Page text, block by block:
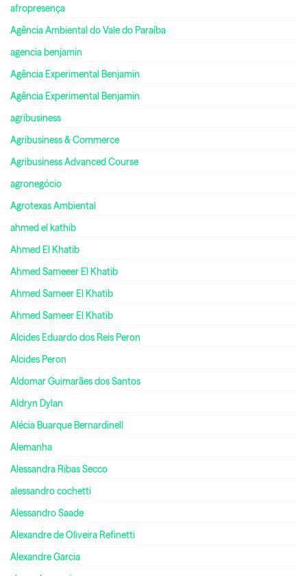
afropresença
Agência Ambiental do Vale do Paraíba
agencia benjamin
Agência Experimental Benjamin
Agência Experimental Benjamin
agribusiness
Agribusiness & Commerce
Agribusiness Advanced Course
agronegócio
Agrotexas Ambiental
ahmed el kathib
Ahmed El Khatib
Ahmed Sameeer El Khatib
Ahmed Sameer El Khatib
Ahmed Sameer El Khatib
Alcides Eduardo dos Reis Peron
Alcides Peron
Aldomar Guimarães dos Santos
Aldryn Dylan
Alécia Buarque Bernardinell
Alemanha
Alessandra Ribas Secco
alessandro cochetti
Alessandro Saade
Alexandre de Oliveira Refinetti
Alexandre Garcia